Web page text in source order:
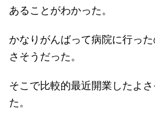
あることがわかった。
かなりがんばって病院に行っ
さそうだった。
そこで比較的最近開業したよ
た。